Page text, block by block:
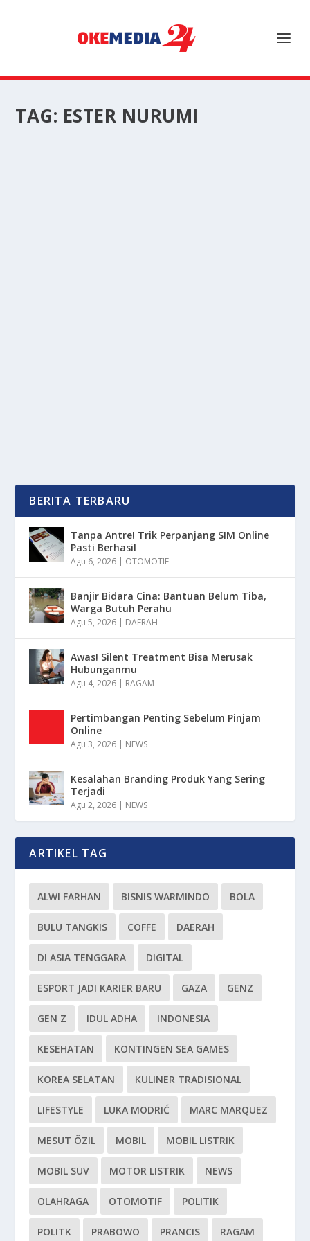
TAG: ESTER NURUMI
BERITA TERBARU
Tanpa Antre! Trik Perpanjang SIM Online
Pasti Berhasil
Agu 6, 2026 | OTOMOTIF
Banjir Bidara Cina: Bantuan Belum Tiba,
Warga Butuh Perahu
Agu 5, 2026 | DAERAH
Awas! Silent Treatment Bisa Merusak
Hubunganmu
Agu 4, 2026 | RAGAM
Pertimbangan Penting Sebelum Pinjam
Online
Agu 3, 2026 | NEWS
Kesalahan Branding Produk Yang Sering
Terjadi
Agu 2, 2026 | NEWS
ARTIKEL TAG
ALWI FARHAN BISNIS WARMINDO BOLA
BULU TANGKIS COFFE DAERAH
DI ASIA TENGGARA DIGITAL
ESPORT JADI KARIER BARU GAZA GENZ
GEN Z IDUL ADHA INDONESIA
KESEHATAN KONTINGEN SEA GAMES
KOREA SELATAN KULINER TRADISIONAL
LIFESTYLE LUKA MODRIĆ MARC MARQUEZ
MESUT ÖZIL MOBIL MOBIL LISTRIK
MOBIL SUV MOTOR LISTRIK NEWS
OLAHRAGA OTOMOTIF POLITIK
POLITK PRABOWO PRANCIS RAGAM